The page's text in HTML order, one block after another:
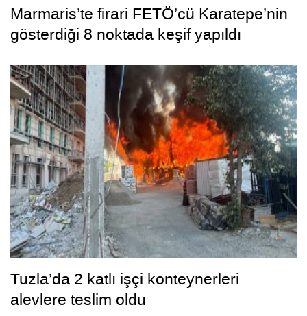
Marmaris’te firari FETÖ’cü Karatepe’nin
gösterdiği 8 noktada keşif yapıldı
Tuzla’da 2 katlı işçi konteynerleri
alevlere teslim oldu